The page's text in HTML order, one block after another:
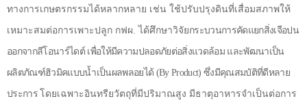
ทางการเกษตรกรรมได้หลากหลาย เช่น ใช้ปรับปรุงดินที่เสื่อมสภาพให้
เหมาะสมต่อการเพาะปลูก กฟผ. ได้ศึกษาวิจัยกระบวนการคัดแยกสิ่งเจือปน
ออกจากลีโอนาร์ไดต์ เพื่อให้มีความปลอดภัยต่อสิ่งแวดล้อม และพัฒนาเป็น
ผลิตภัณฑ์ฮิวมิคแบบน้ำเป็นผลพลอยได้ (By Product) ซึ่งมีคุณสมบัติที่ดีหลาย
ประการ โดยเฉพาะอินทรียวัตถุที่มีปริมาณสูง มีธาตุอาหารจำเป็นต่อการ